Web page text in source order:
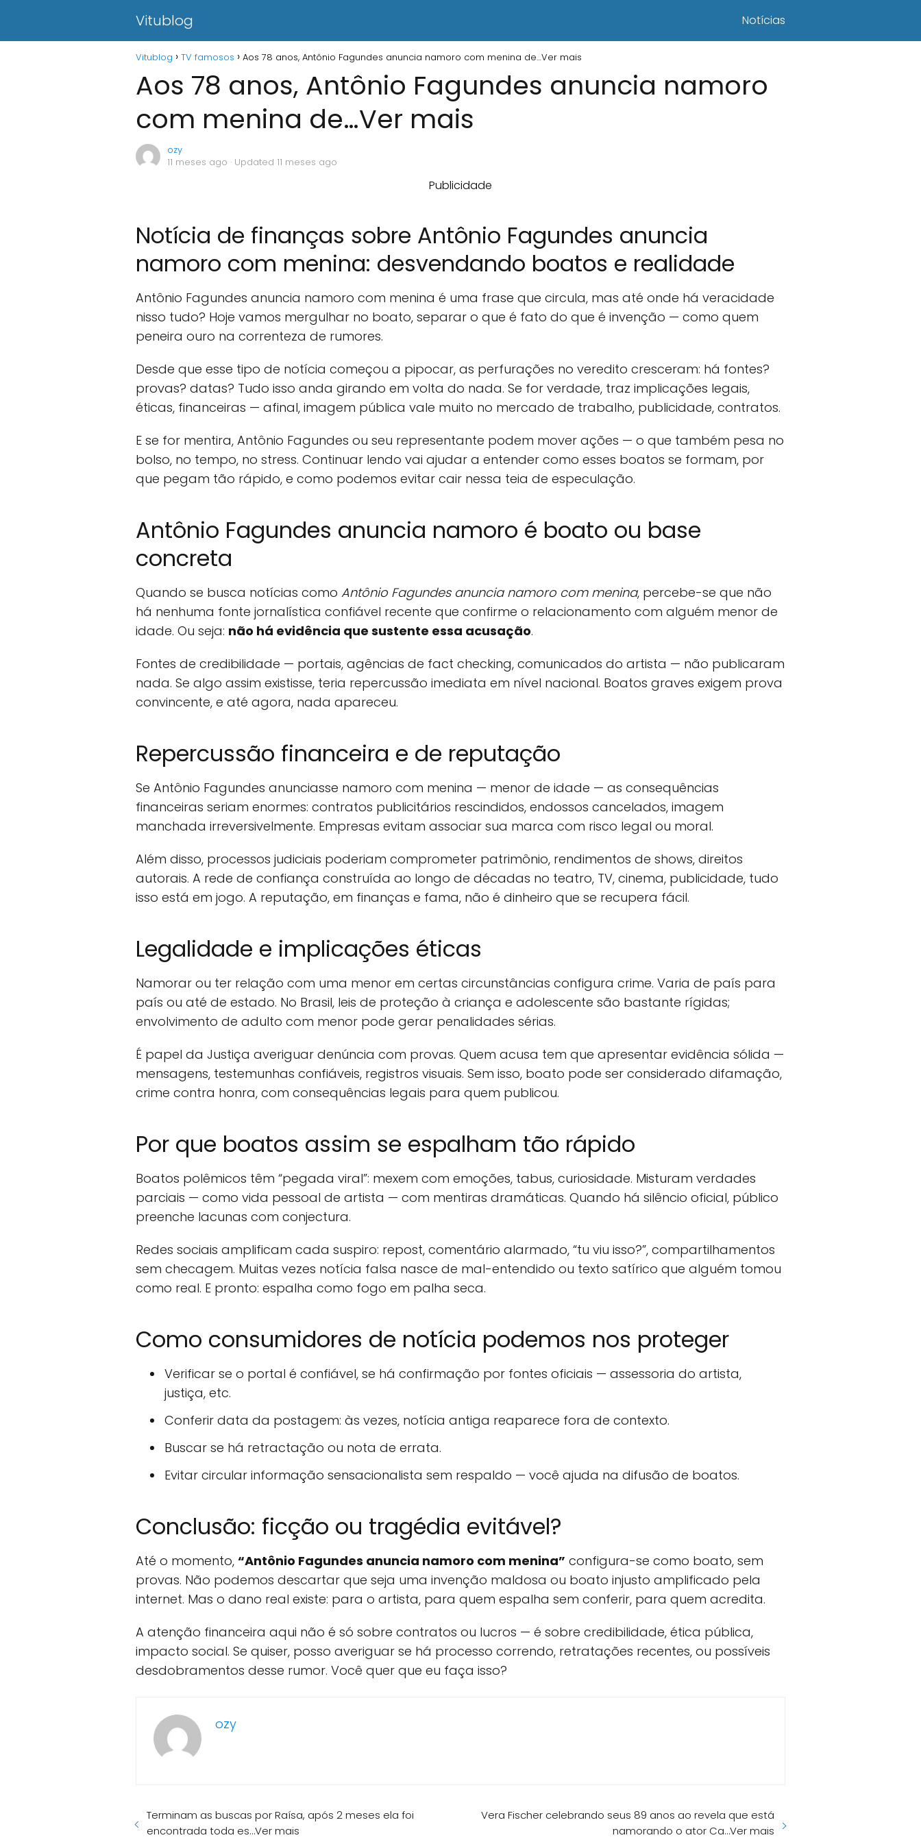
Vitublog Notícias
Vitublog TV famosos Aos 78 anos, Antônio Fagundes anuncia namoro com menina de…Ver mais
Aos 78 anos, Antônio Fagundes anuncia namoro
com menina de…Ver mais
ozy
11 meses ago · Updated 11 meses ago
Publicidade
Notícia de finanças sobre Antônio Fagundes anuncia
namoro com menina: desvendando boatos e realidade
Antônio Fagundes anuncia namoro com menina é uma frase que circula, mas até onde há veracidade
nisso tudo? Hoje vamos mergulhar no boato, separar o que é fato do que é invenção — como quem
peneira ouro na correnteza de rumores.
Desde que esse tipo de notícia começou a pipocar, as perfurações no veredito cresceram: há fontes?
provas? datas? Tudo isso anda girando em volta do nada. Se for verdade, traz implicações legais,
éticas, financeiras — afinal, imagem pública vale muito no mercado de trabalho, publicidade, contratos.
E se for mentira, Antônio Fagundes ou seu representante podem mover ações — o que também pesa no
bolso, no tempo, no stress. Continuar lendo vai ajudar a entender como esses boatos se formam, por
que pegam tão rápido, e como podemos evitar cair nessa teia de especulação.
Antônio Fagundes anuncia namoro é boato ou base
concreta
Quando se busca notícias como Antônio Fagundes anuncia namoro com menina, percebe-se que não
há nenhuma fonte jornalística confiável recente que confirme o relacionamento com alguém menor de
idade. Ou seja: não há evidência que sustente essa acusação.
Fontes de credibilidade — portais, agências de fact checking, comunicados do artista — não publicaram
nada. Se algo assim existisse, teria repercussão imediata em nível nacional. Boatos graves exigem prova
convincente, e até agora, nada apareceu.
Repercussão financeira e de reputação
Se Antônio Fagundes anunciasse namoro com menina — menor de idade — as consequências
financeiras seriam enormes: contratos publicitários rescindidos, endossos cancelados, imagem
manchada irreversivelmente. Empresas evitam associar sua marca com risco legal ou moral.
Além disso, processos judiciais poderiam comprometer patrimônio, rendimentos de shows, direitos
autorais. A rede de confiança construída ao longo de décadas no teatro, TV, cinema, publicidade, tudo
isso está em jogo. A reputação, em finanças e fama, não é dinheiro que se recupera fácil.
Legalidade e implicações éticas
Namorar ou ter relação com uma menor em certas circunstâncias configura crime. Varia de país para
país ou até de estado. No Brasil, leis de proteção à criança e adolescente são bastante rígidas;
envolvimento de adulto com menor pode gerar penalidades sérias.
É papel da Justiça averiguar denúncia com provas. Quem acusa tem que apresentar evidência sólida —
mensagens, testemunhas confiáveis, registros visuais. Sem isso, boato pode ser considerado difamação,
crime contra honra, com consequências legais para quem publicou.
Por que boatos assim se espalham tão rápido
Boatos polêmicos têm “pegada viral”: mexem com emoções, tabus, curiosidade. Misturam verdades
parciais — como vida pessoal de artista — com mentiras dramáticas. Quando há silêncio oficial, público
preenche lacunas com conjectura.
Redes sociais amplificam cada suspiro: repost, comentário alarmado, “tu viu isso?”, compartilhamentos
sem checagem. Muitas vezes notícia falsa nasce de mal-entendido ou texto satírico que alguém tomou
como real. E pronto: espalha como fogo em palha seca.
Como consumidores de notícia podemos nos proteger
Verificar se o portal é confiável, se há confirmação por fontes oficiais — assessoria do artista,
justiça, etc.
Conferir data da postagem: às vezes, notícia antiga reaparece fora de contexto.
Buscar se há retractação ou nota de errata.
Evitar circular informação sensacionalista sem respaldo — você ajuda na difusão de boatos.
Conclusão: ficção ou tragédia evitável?
Até o momento, “Antônio Fagundes anuncia namoro com menina” configura-se como boato, sem
provas. Não podemos descartar que seja uma invenção maldosa ou boato injusto amplificado pela
internet. Mas o dano real existe: para o artista, para quem espalha sem conferir, para quem acredita.
A atenção financeira aqui não é só sobre contratos ou lucros — é sobre credibilidade, ética pública,
impacto social. Se quiser, posso averiguar se há processo correndo, retratações recentes, ou possíveis
desdobramentos desse rumor. Você quer que eu faça isso?
ozy
Terminam as buscas por Raísa, após 2 meses ela foi
encontrada toda es…Ver mais
Vera Fischer celebrando seus 89 anos ao revela que está
namorando o ator Ca…Ver mais